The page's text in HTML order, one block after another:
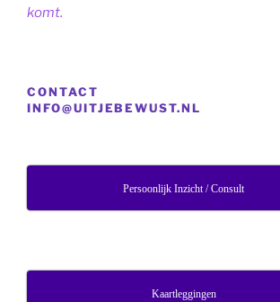
komt.
CONTACT
INFO@UITJEBEWUST.NL
Persoonlijk Inzicht / Consult
Kaartleggingen